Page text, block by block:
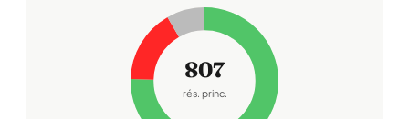
807
rés. princ.